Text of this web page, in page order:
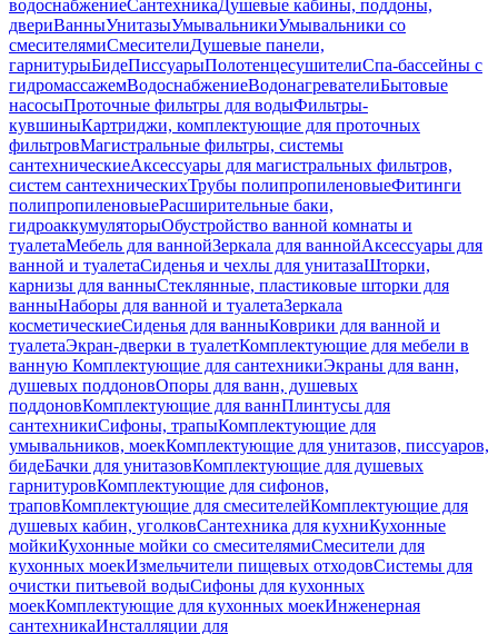
водоснабжениеСантехникаДушевые кабины, поддоны,
двериВанныУнитазыУмывальникиУмывальники со
смесителямиСмесителиДушевые панели,
гарнитурыБидеПиссуарыПолотенцесушителиСпа-бассейны с
гидромассажемВодоснабжениеВодонагревателиБытовые
насосыПроточные фильтры для водыФильтры-
кувшиныКартриджи, комплектующие для проточных
фильтровМагистральные фильтры, системы
сантехническиеАксессуары для магистральных фильтров,
систем сантехническихТрубы полипропиленовыеФитинги
полипропиленовыеРасширительные баки,
гидроаккумуляторыОбустройство ванной комнаты и
туалетаМебель для ваннойЗеркала для ваннойАксессуары для
ванной и туалетаСиденья и чехлы для унитазаШторки,
карнизы для ванныСтеклянные, пластиковые шторки для
ванныНаборы для ванной и туалетаЗеркала
косметическиеСиденья для ванныКоврики для ванной и
туалетаЭкран-дверки в туалетКомплектующие для мебели в
ванную Комплектующие для сантехникиЭкраны для ванн,
душевых поддоновОпоры для ванн, душевых
поддоновКомплектующие для ваннПлинтусы для
сантехникиСифоны, трапыКомплектующие для
умывальников, моекКомплектующие для унитазов, писсуаров,
бидеБачки для унитазовКомплектующие для душевых
гарнитуровКомплектующие для сифонов,
траповКомплектующие для смесителейКомплектующие для
душевых кабин, уголковСантехника для кухниКухонные
мойкиКухонные мойки со смесителямиСмесители для
кухонных моекИзмельчители пищевых отходовСистемы для
очистки питьевой водыСифоны для кухонных
моекКомплектующие для кухонных моекИнженерная
сантехникаИнсталляции для